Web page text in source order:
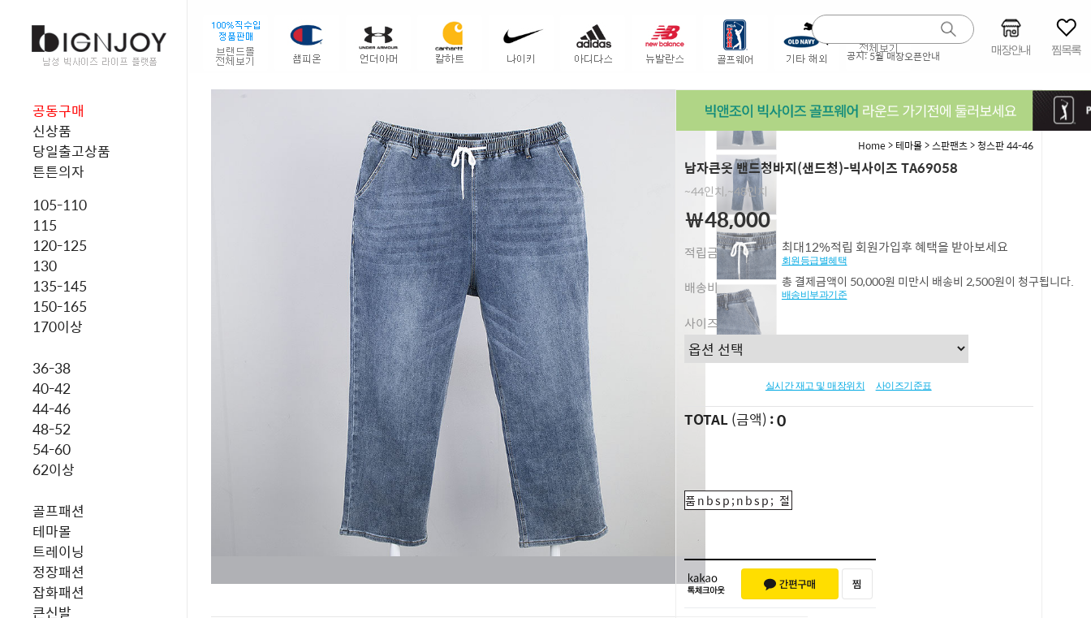
공지:5월 매장오픈안내 매장안내 찜목록
공동구매
신상품
당일출고상품
튼튼의자
105-110
115
120-125
130
135-145
150-165
170이상
36-38
40-42
44-46
48-52
54-60
62이상
골프패션
테마몰
트레이닝
정장패션
잡화패션
큰신발
Home> 테마몰>스판팬츠>청스판 44-46
남자큰옷 밴드청바지(샌드청)-빅사이즈 TA69058
~44인치,~48인치
￦48,000
적립금 최대12%적립 회원가입후 혜택을 받아보세요
회원등급별혜택
배송비 총 결제금액이 50,000원 미만시 배송비 2,500원이 청구됩니다.
배송비부과기준
사이즈
실시간 재고 및 매장위치 사이즈기준표
TOTAL(금액) 0
품nbsp;nbsp; 절